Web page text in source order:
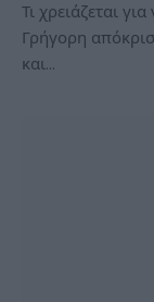
Τι χρειάζεται
Γρήγορη
και…